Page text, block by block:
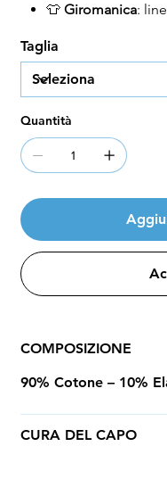
👕 Giromanica:
Taglia
Quantità
COMPOSIZIONE
90% Cotone – 10%
CURA DEL CAPO